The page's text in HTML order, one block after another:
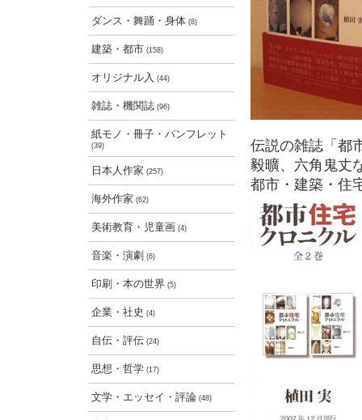
ダンス・舞踊・身体 (8)
建築・都市 (158)
オリジナル入 (44)
雑誌・機関誌 (96)
紙モノ・冊子・パンフレット
(39)
日本人作家 (257)
海外作家 (62)
美術教育・児童画 (4)
音楽・演劇 (6)
印刷・本の世界 (5)
企業・社史 (4)
自伝・評伝 (24)
思想・哲学 (17)
文学・エッセイ・評論 (48)
伝説の雑誌「都
毅曠、六角鬼丈
都市・建築・住